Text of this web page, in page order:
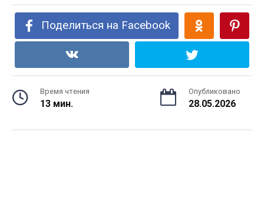
Поделиться на Facebook
Время чтения
13 мин.
Опубликовано
28.05.2026